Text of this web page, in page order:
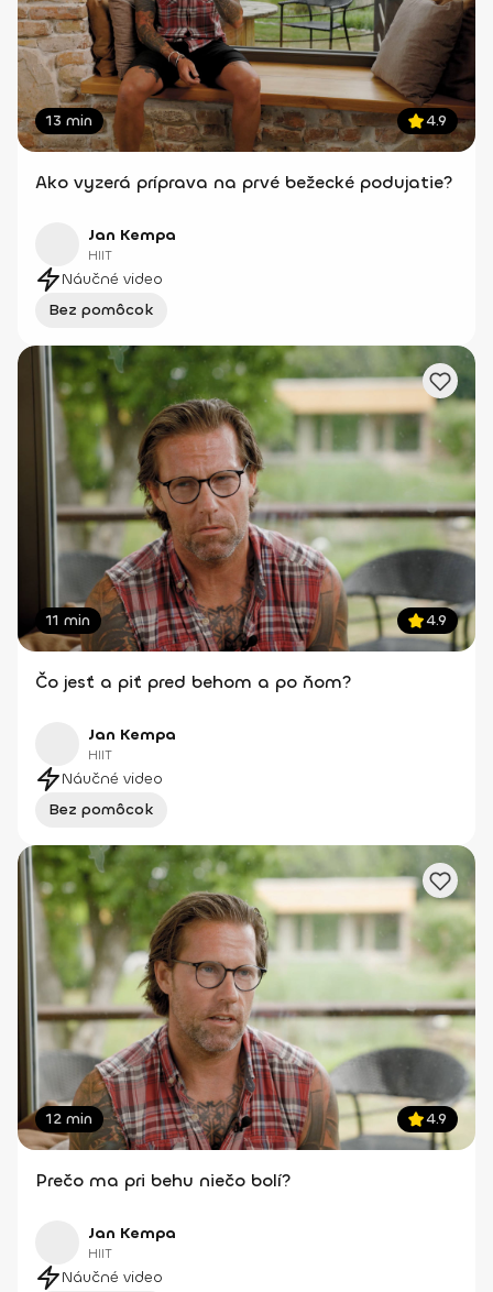
13 min 4.9
Ako vyzerá príprava na prvé bežecké podujatie?
Jan Kempa
HIIT
Náučné video
Bez pomôcok
11 min 4.9
Čo jesť a piť pred behom a po ňom?
Jan Kempa
HIIT
Náučné video
Bez pomôcok
12 min 4.9
Prečo ma pri behu niečo bolí?
Jan Kempa
HIIT
Náučné video